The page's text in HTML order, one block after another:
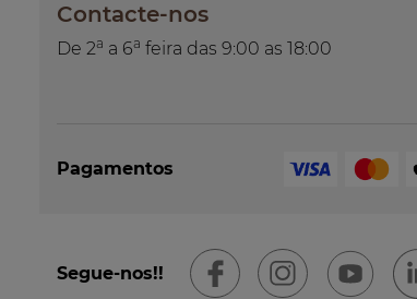
Contacte-nos
De 2a a 6a feira das 9:00 as 18:00
Pagamentos
Segue-nos!!